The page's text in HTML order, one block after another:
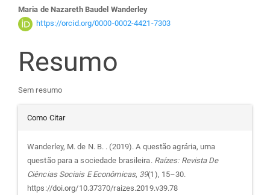
Conteúdo
do
artigo
principal
Maria de Nazareth Baudel Wanderley
https://orcid.org/0000-0002-4421-7303
Resumo
Sem resumo
Detalhes
do
artigo
Como Citar
Wanderley, M. de N. B. . (2019). A questão agrária, uma
questão para a sociedade brasileira. Raízes: Revista De
Ciências Sociais E Econômicas, 39(1), 15–30.
https://doi.org/10.37370/raizes.2019.v39.78